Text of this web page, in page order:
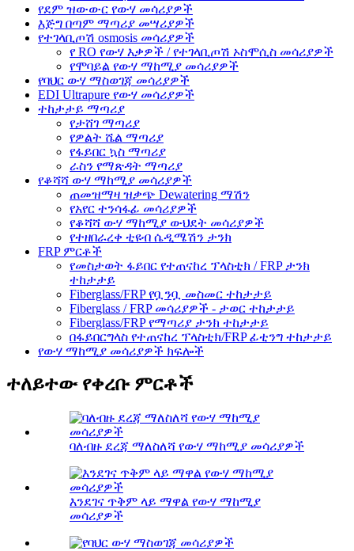
የደም ዝውውር የውሃ መሳሪያዎች
እጅግ በጣም ማጣሪያ መሣሪያዎች
የተገላቢጦሽ osmosis መሳሪያዎች
የ RO የውሃ እቃዎች / የተገላቢጦሽ ኦስሞሲስ መሳሪያዎች
የሞባይል የውሃ ማከሚያ መሳሪያዎች
የባህር ውሃ ማስወገጃ መሳሪያዎች
EDI Ultrapure የውሃ መሳሪያዎች
ተከታታይ ማጣሪያ
የታሸገ ማጣሪያ
የዎልት ሼል ማጣሪያ
የፋይበር ኳስ ማጣሪያ
ራስን የማጽዳት ማጣሪያ
የቆሻሻ ውሃ ማከሚያ መሳሪያዎች
ጠመዝማዛ ዝቃጭ Dewatering ማሽን
የአየር ተንሳፋፊ መሳሪያዎች
የቆሻሻ ውሃ ማከሚያ ውህደት መሳሪያዎች
የተዘበራረቀ ቲዩብ ሴዲሜሽን ታንክ
FRP ምርቶች
የመስታወት ፋይበር የተጠናከረ ፕላስቲክ / FRP ታንክ
ተከታታይ
Fiberglass/FRP የቧንቧ መስመር ተከታታይ
Fiberglass / FRP መሳሪያዎች - ታወር ​​ተከታታይ
Fiberglass/FRP የማጣሪያ ታንክ ተከታታይ
በፋይበርግላስ የተጠናከረ ፕላስቲክ/FRP ፊቲንግ ተከታታይ
የውሃ ማከሚያ መሳሪያዎች ክፍሎች
ተለይተው የቀረቡ ምርቶች
ባለብዙ ደረጃ ማለስለሻ የውሃ ማከሚያ መሳሪያዎች
እንደገና ጥቅም ላይ ማዋል የውሃ ማከሚያ
መሳሪያዎች